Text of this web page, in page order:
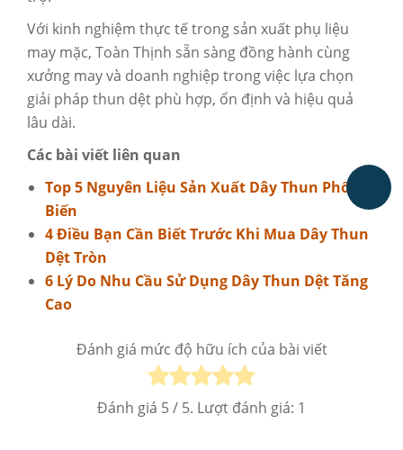
Với kinh nghiệm thực tế trong sản xuất phụ liệu
may mặc, Toàn Thịnh sẵn sàng đồng hành cùng
xưởng may và doanh nghiệp trong việc lựa chọn
giải pháp thun dệt phù hợp, ổn định và hiệu quả
lâu dài.
Các bài viết liên quan
Top 5 Nguyên Liệu Sản Xuất Dây Thun Phổ
Biến
4 Điều Bạn Cần Biết Trước Khi Mua Dây Thun
Dệt Tròn
6 Lý Do Nhu Cầu Sử Dụng Dây Thun Dệt Tăng
Cao
Đánh giá mức độ hữu ích của bài viết
Đánh giá 5/ 5. Lượt đánh giá: 1